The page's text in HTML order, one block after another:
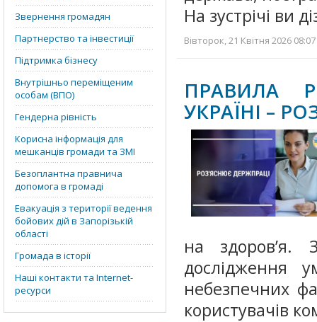
Звернення громадян
Партнерство та інвестиції
Підтримка бізнесу
Внутрішньо переміщеним
особам (ВПО)
Гендерна рівність
Корисна інформація для
мешканців громади та ЗМІ
Безоплантна правнича
допомога в громаді
Евакуація з території ведення
бойових дій в Запорізькій
області
Громада в історії
Наші контакти та Internet-
ресурси
На зустрічі ви
Вівторок, 21 Квітня 2026
ПРАВИЛА
УКРАЇНІ –
на здоров’я.
дослідження
небезпечних
користувачів